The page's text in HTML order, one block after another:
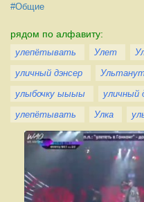
#Общие
рядом по алфавиту:
улепётывать Улет
уличный дэнсер
улыбочку ыыыы
уличный
улепётывать
Улка